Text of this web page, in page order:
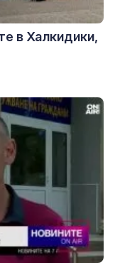
в Халкидики,